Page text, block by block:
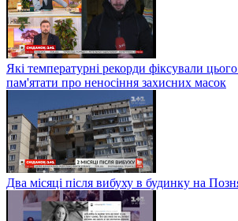
Які температурні рекорди фіксували
пам'ятати про неносіння захисних масок
Два місяці після вибуху в будинку на